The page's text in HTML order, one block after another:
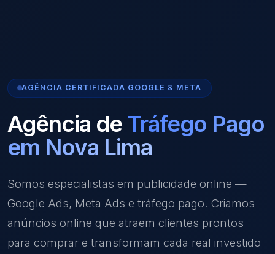
AGÊNCIA CERTIFICADA GOOGLE & META
Agência de Tráfego Pago
em Nova Lima
Somos especialistas em publicidade online —
Google Ads, Meta Ads e tráfego pago. Criamos
anúncios online que atraem clientes prontos
para comprar e transformam cada real investido